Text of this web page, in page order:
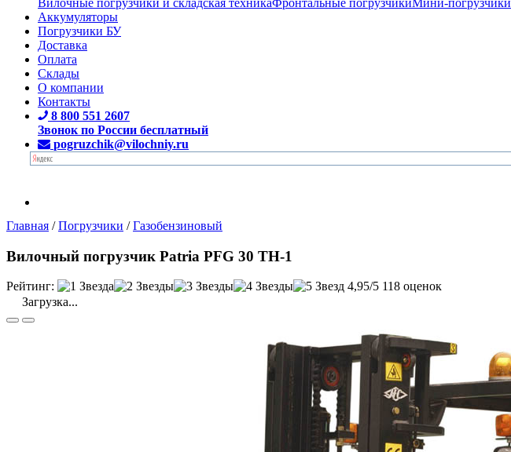
Аккумуляторы
Погрузчики БУ
Доставка
Оплата
Склады
О компании
Контакты
8 800 551 2607
Звонок по России бесплатный
pogruzchik@vilochniy.ru
Главная /Погрузчики /Газобензиновый
Вилочный погрузчик Patria PFG 30 TH-1
Рейтинг: 4,95/5 118 оценок
Загрузка...